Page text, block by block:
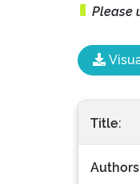
Please
Title: